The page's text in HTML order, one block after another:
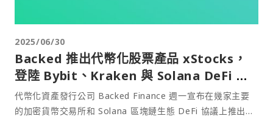
2025/06/30
Backed 推出代幣化股票產品 xStocks，
登陸 Bybit、Kraken 與 Solana DeFi 協
議
代幣化資產發行公司 Backed Finance 週一宣布在幾家主要
的加密貨幣交易所和 Solana 區塊鏈生態 DeFi 協議上推出其